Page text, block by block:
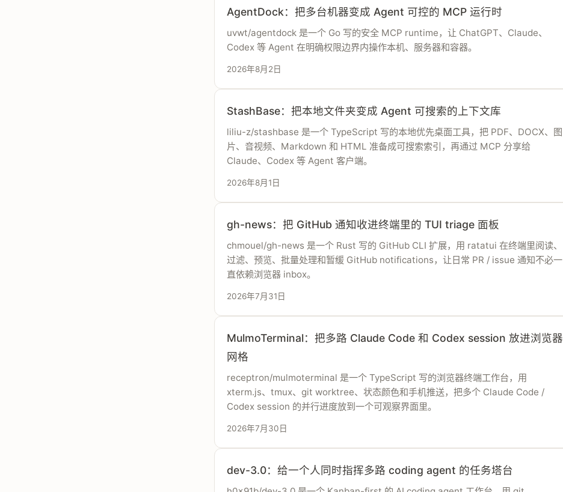
AgentDock：把多台机器变成 Agent 可控的 MCP 运行时
uvwt/agentdock 是一个 Go 写的安全 MCP runtime，让 ChatGPT、Claude、
Codex 等 Agent 在明确权限边界内操作本机、服务器和容器。
2026年8月2日
StashBase：把本地文件夹变成 Agent 可搜索的上下文库
liliu-z/stashbase 是一个 TypeScript 写的本地优先桌面工具，把 PDF、DOCX、图
片、音视频、Markdown 和 HTML 准备成可搜索索引，再通过 MCP 分享给
Claude、Codex 等 Agent 客户端。
2026年8月1日
gh-news：把 GitHub 通知收进终端里的 TUI triage 面板
chmouel/gh-news 是一个 Rust 写的 GitHub CLI 扩展，用 ratatui 在终端里阅读、
过滤、预览、批量处理和暂缓 GitHub notifications，让日常 PR / issue 通知不必一
直依赖浏览器 inbox。
2026年7月31日
MulmoTerminal：把多路 Claude Code 和 Codex session 放进浏览器
网格
receptron/mulmoterminal 是一个 TypeScript 写的浏览器终端工作台，用
xterm.js、tmux、git worktree、状态颜色和手机推送，把多个 Claude Code /
Codex session 的并行进度放到一个可观察界面里。
2026年7月30日
dev-3.0：给一个人同时指挥多路 coding agent 的任务塔台